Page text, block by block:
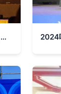
2022年的第一份快乐 平阳新年文化活动来啦，快收藏！